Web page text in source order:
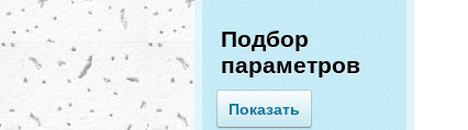
Подбор
параметров